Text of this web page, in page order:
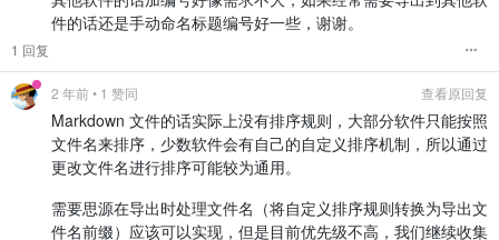
件的话还是手动命名标题编号好一些，谢谢。
1 回复
2 年前• 1 赞同 查看原回复
Markdown 文件的话实际上没有排序规则，大部分软件只能按照
文件名来排序，少数软件会有自己的自定义排序机制，所以通过
更改文件名进行排序可能较为通用。
需要思源在导出时处理文件名（将自定义排序规则转换为导出文
件名前缀）应该可以实现，但是目前优先级不高，我们继续收集